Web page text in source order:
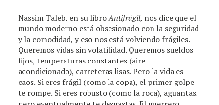
Nassim Taleb, en su libroAntifrágil, nos dice que el
mundo moderno está obsesionado con la seguridad
y la comodidad, y eso nos está volviendo frágiles.
Queremos vidas sin volatilidad. Queremos sueldos
fijos, temperaturas constantes (aire
acondicionado), carreteras lisas. Pero la vida es
caos. Si eres frágil (como la copa), el primer golpe
te rompe. Si eres robusto (como la roca), aguantas,